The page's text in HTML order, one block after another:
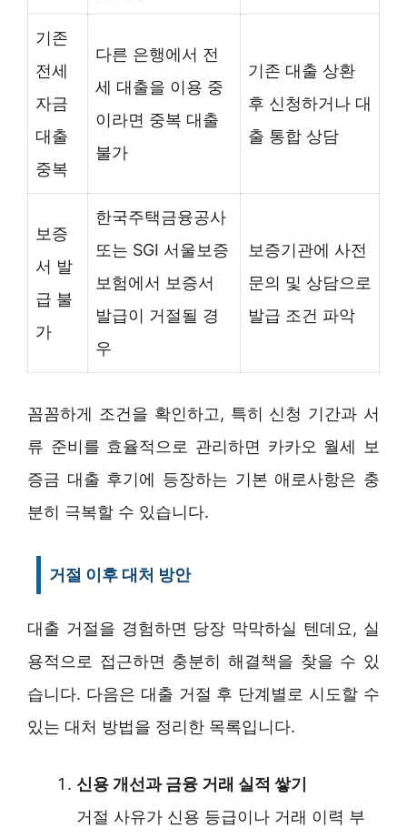
기존
전세
자금
대출
중복
다른 은행에서 전
세 대출을 이용 중
이라면 중복 대출
불가
기존 대출 상환
후 신청하거나 대
출 통합 상담
보증
서 발
급 불
가
한국주택금융공사
또는 SGI 서울보증
보험에서 보증서
발급이 거절될 경
우
보증기관에 사전
문의 및 상담으로
발급 조건 파악
꼼꼼하게 조건을 확인하고, 특히 신청 기간과 서
류 준비를 효율적으로 관리하면 카카오 월세 보
증금 대출 후기에 등장하는 기본 애로사항은 충
분히 극복할 수 있습니다.
거절 이후 대처 방안
대출 거절을 경험하면 당장 막막하실 텐데요, 실
용적으로 접근하면 충분히 해결책을 찾을 수 있
습니다. 다음은 대출 거절 후 단계별로 시도할 수
있는 대처 방법을 정리한 목록입니다.
신용 개선과 금융 거래 실적 쌓기
거절 사유가 신용 등급이나 거래 이력 부